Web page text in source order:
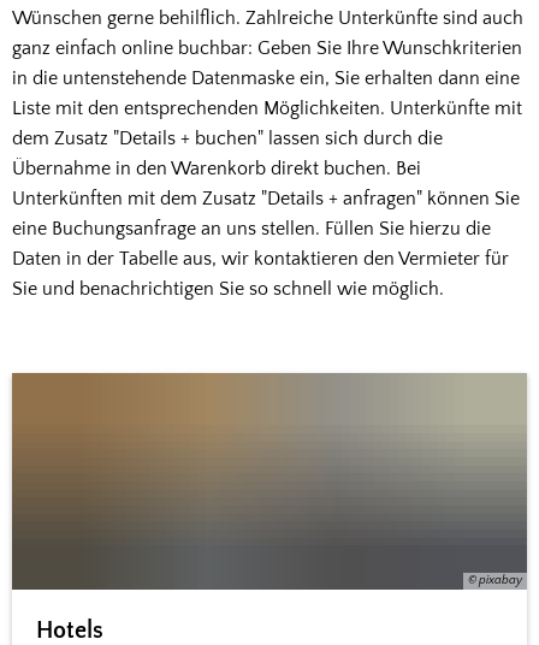
Wünschen gerne behilflich. Zahlreiche Unterkünfte sind auch
ganz einfach online buchbar: Geben Sie Ihre Wunschkriterien
in die untenstehende Datenmaske ein, Sie erhalten dann eine
Liste mit den entsprechenden Möglichkeiten. Unterkünfte mit
dem Zusatz "Details + buchen" lassen sich durch die
Übernahme in den Warenkorb direkt buchen. Bei
Unterkünften mit dem Zusatz "Details + anfragen" können Sie
eine Buchungsanfrage an uns stellen. Füllen Sie hierzu die
Daten in der Tabelle aus, wir kontaktieren den Vermieter für
Sie und benachrichtigen Sie so schnell wie möglich.
© pixabay
Hotels